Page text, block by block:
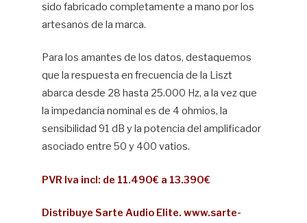
sido fabricado completamente a mano por los
artesanos de la marca.
Para los amantes de los datos, destaquemos
que la respuesta en frecuencia de la Liszt
abarca desde 28 hasta 25.000 Hz, a la vez que
la impedancia nominal es de 4 ohmios, la
sensibilidad 91 dB y la potencia del amplificador
asociado entre 50 y 400 vatios.
PVR Iva incl: de 11.490€ a 13.390€
Distribuye Sarte Audio Elite. www.sarte-